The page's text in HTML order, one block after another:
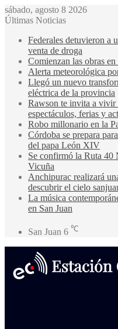
sábado, agosto 8 2026
Últimas Noticias
Federales detuvieron a
venta de droga
Comienzan las obras
Alerta meteorológica
Llegó un nuevo
eléctrica de la provincia
Rawson te invita a vivir
espectáculos, ferias y
Robo millonario en la
Córdoba se prepara
del papa León XIV
Se confirmó la Ruta 40
Vicuña
Anchipurac realizará
descubrir el cielo
La música
en San Juan
San Juan 6 ℃